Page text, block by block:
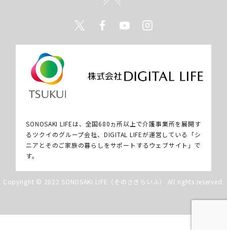
TwitterFacebookYoutube
SONOSAKI LIFEは、全国680ヵ所以上で介護事業所を展開す
るツクイのグループ会社、DIGITAL LIFEが運営している「シ
ニアとそのご家族の暮らしをサポートするウェブサイト」で
す。
Copyright © 2022 SONOSAKI LIFE（そのさきらいふ） All rights reserved.